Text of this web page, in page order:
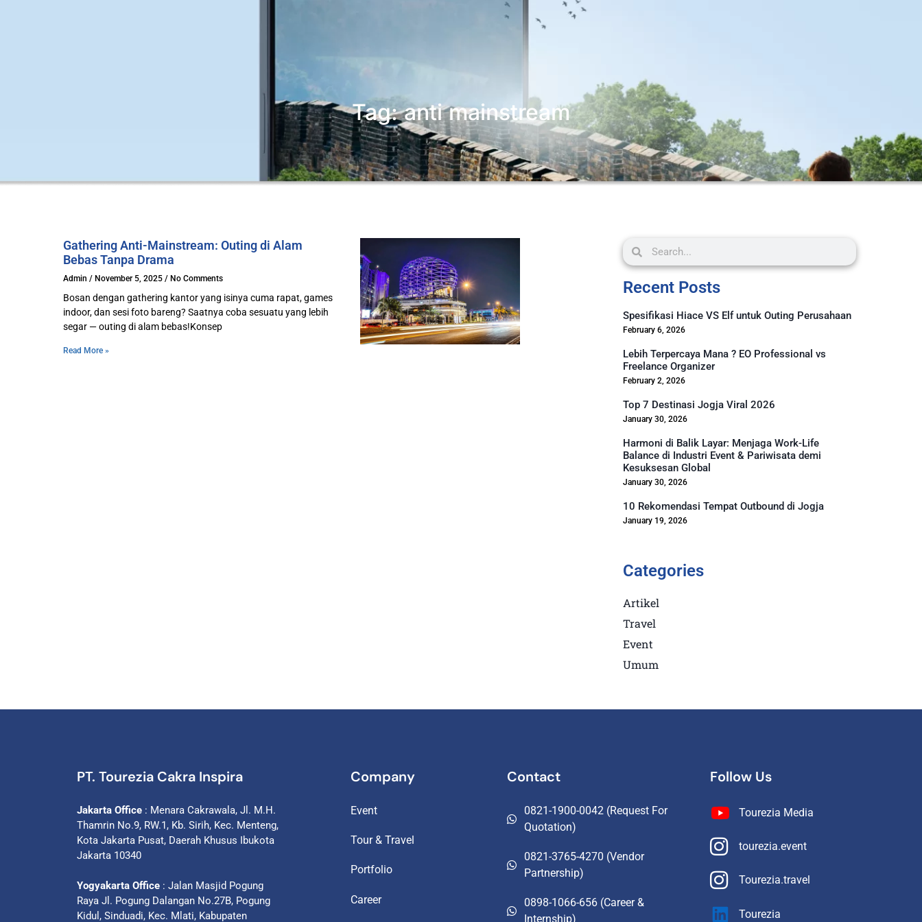
Tag: anti mainstream
Gathering Anti-Mainstream: Outing di Alam
Bebas Tanpa Drama
Admin November 5, 2025 No Comments
Bosan dengan gathering kantor yang isinya cuma rapat, games
indoor, dan sesi foto bareng? Saatnya coba sesuatu yang lebih
segar — outing di alam bebas!Konsep
Read More »
Recent Posts
Spesifikasi Hiace VS Elf untuk Outing Perusahaan
February 6, 2026
Lebih Terpercaya Mana ? EO Professional vs
Freelance Organizer
February 2, 2026
Top 7 Destinasi Jogja Viral 2026
January 30, 2026
Harmoni di Balik Layar: Menjaga Work-Life
Balance di Industri Event & Pariwisata demi
Kesuksesan Global
January 30, 2026
10 Rekomendasi Tempat Outbound di Jogja
January 19, 2026
Categories
Artikel
Travel
Event
Umum
PT. Tourezia Cakra Inspira
Jakarta Office : Menara Cakrawala, Jl. M.H.
Thamrin No.9, RW.1, Kb. Sirih, Kec. Menteng,
Kota Jakarta Pusat, Daerah Khusus Ibukota
Jakarta 10340
Yogyakarta Office : Jalan Masjid Pogung
Raya Jl. Pogung Dalangan No.27B, Pogung
Kidul, Sinduadi, Kec. Mlati, Kabupaten
Company
Event
Tour & Travel
Portfolio
Career
Contact
0821-1900-0042 (Request For
Quotation)
0821-3765-4270 (Vendor
Partnership)
0898-1066-656 (Career &
Internship)
Follow Us
Tourezia Media
tourezia.event
Tourezia.travel
Tourezia